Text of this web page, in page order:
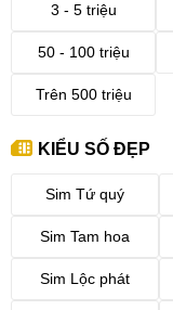
3 - 5 triệu
50 - 100 triệu
Trên 500 triệu
KIỂU SỐ ĐẸP
Sim Tứ quý
Sim Tam hoa
Sim Lộc phát